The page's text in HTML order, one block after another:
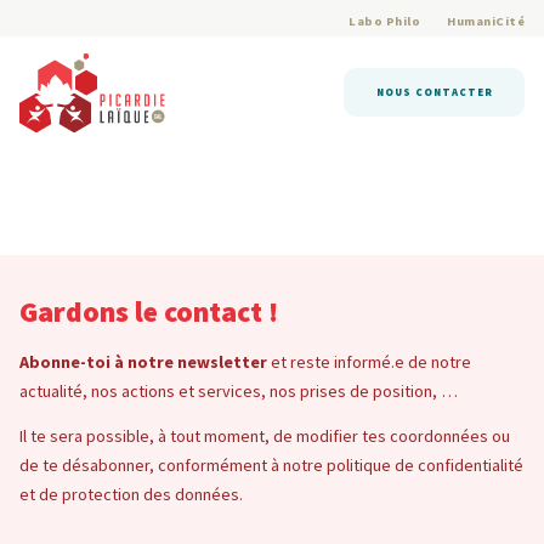
Labo Philo HumaniCité
NOUS CONTACTER
Gardons le contact !
Abonne-toi à notre newsletteret reste informé.e de notre
actualité, nos actions et services, nos prises de position, …
Il te sera possible, à tout moment, de modifier tes coordonnées ou
de te désabonner, conformément à notre politique de confidentialité
et de protection des données.